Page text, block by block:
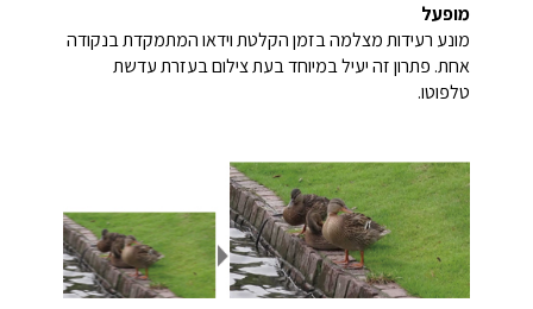
מופעל
מונע רעידות מצלמה בזמן הקלטת וידאו המתמקדת בנקודה
אחת. פתרון זה יעיל במיוחד בעת צילום בעזרת עדשת
טלפוטו.